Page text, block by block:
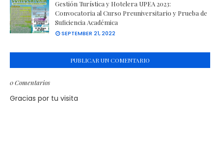
Gestión Turística y Hotelera UPEA 2023:
Convocatoria al Curso Preuniversitario y Prueba de
Suficiencia Académica
SEPTEMBER 21, 2022
PUBLICAR UN COMENTARIO
0 Comentarios
Gracias por tu visita